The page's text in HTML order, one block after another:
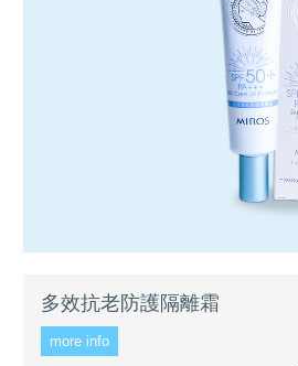
多效抗老防護隔離霜
more info